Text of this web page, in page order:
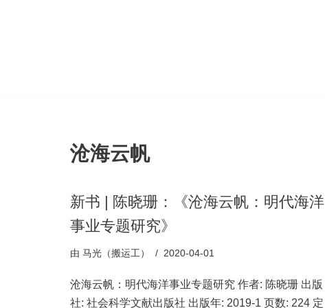
沧海云帆
新书 | 陈晓珊：《沧海云帆：明代海洋
事业专题研究》
由 马光（搬运工） 2020-04-01
沧海云帆：明代海洋事业专题研究 作者: 陈晓珊 出版
社: 社会科学文献出版社 出版年: 2019-1 页数: 224 定